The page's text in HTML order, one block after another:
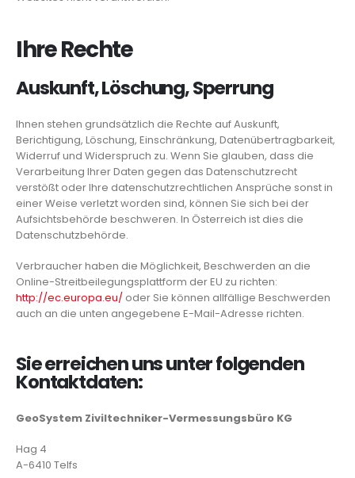
Ihre Rechte
Auskunft, Löschung, Sperrung
Ihnen stehen grundsätzlich die Rechte auf Auskunft,
Berichtigung, Löschung, Einschränkung, Datenübertragbarkeit,
Widerruf und Widerspruch zu. Wenn Sie glauben, dass die
Verarbeitung Ihrer Daten gegen das Datenschutzrecht
verstößt oder Ihre datenschutzrechtlichen Ansprüche sonst in
einer Weise verletzt worden sind, können Sie sich bei der
Aufsichtsbehörde beschweren. In Österreich ist dies die
Datenschutzbehörde.
Verbraucher haben die Möglichkeit, Beschwerden an die
Online-Streitbeilegungsplattform der EU zu richten:
http://ec.europa.eu/ oder Sie können allfällige Beschwerden
auch an die unten angegebene E-Mail-Adresse richten.
Sie erreichen uns unter folgenden
Kontaktdaten:
GeoSystem Ziviltechniker-Vermessungsbüro KG
Hag 4
A-6410 Telfs